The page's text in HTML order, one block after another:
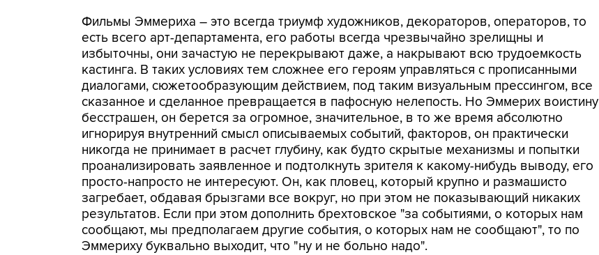
Фильмы Эммериха – это всегда триумф художников, декораторов, операторов, то
есть всего арт-департамента, его работы всегда чрезвычайно зрелищны и
избыточны, они зачастую не перекрывают даже, а накрывают всю трудоемкость
кастинга. В таких условиях тем сложнее его героям управляться с прописанными
диалогами, сюжетообразующим действием, под таким визуальным прессингом, все
сказанное и сделанное превращается в пафосную нелепость. Но Эммерих воистину
бесстрашен, он берется за огромное, значительное, в то же время абсолютно
игнорируя внутренний смысл описываемых событий, факторов, он практически
никогда не принимает в расчет глубину, как будто скрытые механизмы и попытки
проанализировать заявленное и подтолкнуть зрителя к какому-нибудь выводу, его
просто-напросто не интересуют. Он, как пловец, который крупно и размашисто
загребает, обдавая брызгами все вокруг, но при этом не показывающий никаких
результатов. Если при этом дополнить брехтовское "за событиями, о которых нам
сообщают, мы предполагаем другие события, о которых нам не сообщают", то по
Эммериху буквально выходит, что "ну и не больно надо".